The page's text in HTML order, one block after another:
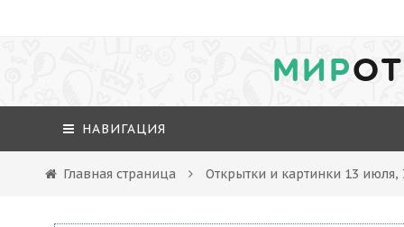
МИР
НАВИГАЦИЯ
Главная страница Открытки и картинки 13